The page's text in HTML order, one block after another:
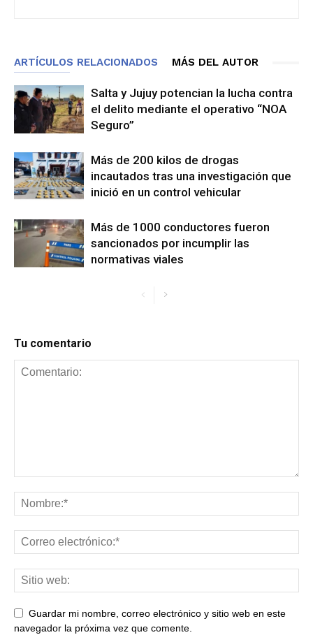
ARTÍCULOS RELACIONADOS MÁS DEL AUTOR
Salta y Jujuy potencian la lucha contra
el delito mediante el operativo “NOA
Seguro”
Más de 200 kilos de drogas
incautados tras una investigación que
inició en un control vehicular
Más de 1000 conductores fueron
sancionados por incumplir las
normativas viales
Tu comentario
Guardar mi nombre, correo electrónico y sitio web en este
navegador la próxima vez que comente.